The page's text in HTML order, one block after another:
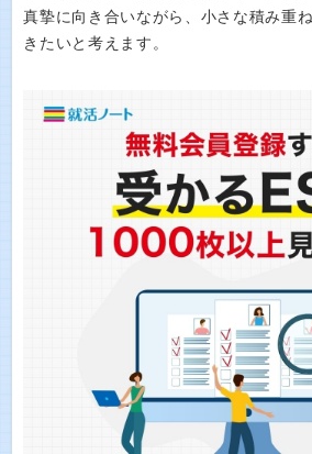
真摯に向き合いながら、小さな積み重
きたいと考えます。